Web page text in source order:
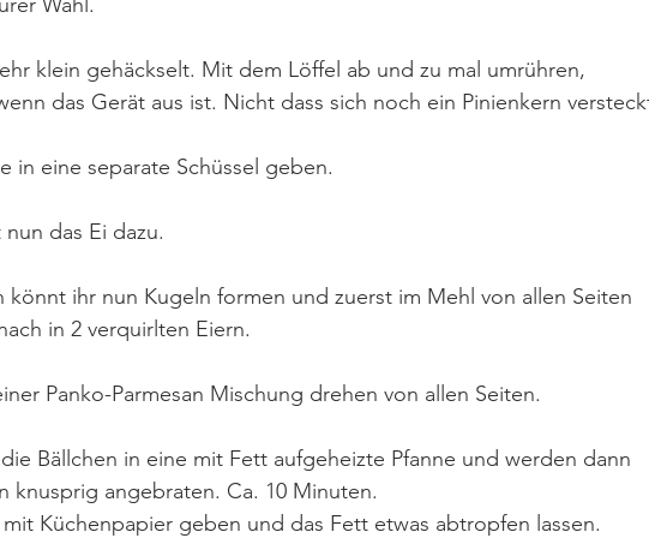
klein gehäckselt. Mit dem Löffel ab und zu mal umrühren,
das Gerät aus ist. Nicht dass sich noch ein Pinienkern
in eine separate Schüssel geben.
das Ei dazu.
könnt ihr nun Kugeln formen und zuerst im Mehl von allen Seiten
in 2 verquirlten Eiern.
Panko-Parmesan Mischung drehen von allen Seiten.
Bällchen in eine mit Fett aufgeheizte Pfanne und werden dann
knusprig angebraten. Ca. 10 Minuten.
Küchenpapier geben und das Fett etwas abtropfen lassen.